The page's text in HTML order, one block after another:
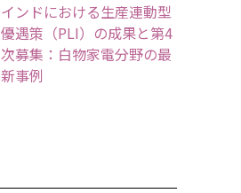
インドにおける生産連動型
優遇策（PLI）の成果と第4
次募集：白物家電分野の最
新事例